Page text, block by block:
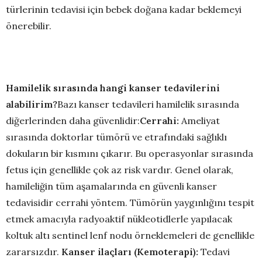
türlerinin tedavisi için bebek doğana kadar beklemeyi
önerebilir.
Hamilelik sırasında hangi kanser tedavilerini
alabilirim?Bazı kanser tedavileri hamilelik sırasında
diğerlerinden daha güvenlidir:Cerrahi: Ameliyat
sırasında doktorlar tümörü ve etrafındaki sağlıklı
dokuların bir kısmını çıkarır. Bu operasyonlar sırasında
fetus için genellikle çok az risk vardır. Genel olarak,
hamileliğin tüm aşamalarında en güvenli kanser
tedavisidir cerrahi yöntem. Tümörün yaygınlığını tespit
etmek amacıyla radyoaktif nükleotidlerle yapılacak
koltuk altı sentinel lenf nodu örneklemeleri de genellikle
zararsızdır. Kanser ilaçları (Kemoterapi): Tedavi